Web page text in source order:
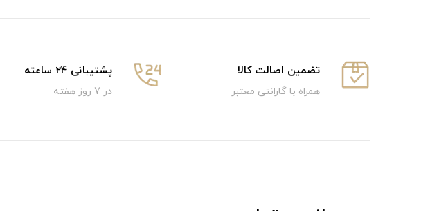
تضمین اصالت کالا
همراه با گارانتی معتبر
پشتیبانی 24 ساعته
در 7 روز هفته